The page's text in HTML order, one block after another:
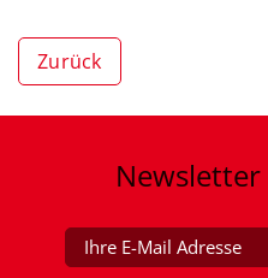
Zurück
Newsletter